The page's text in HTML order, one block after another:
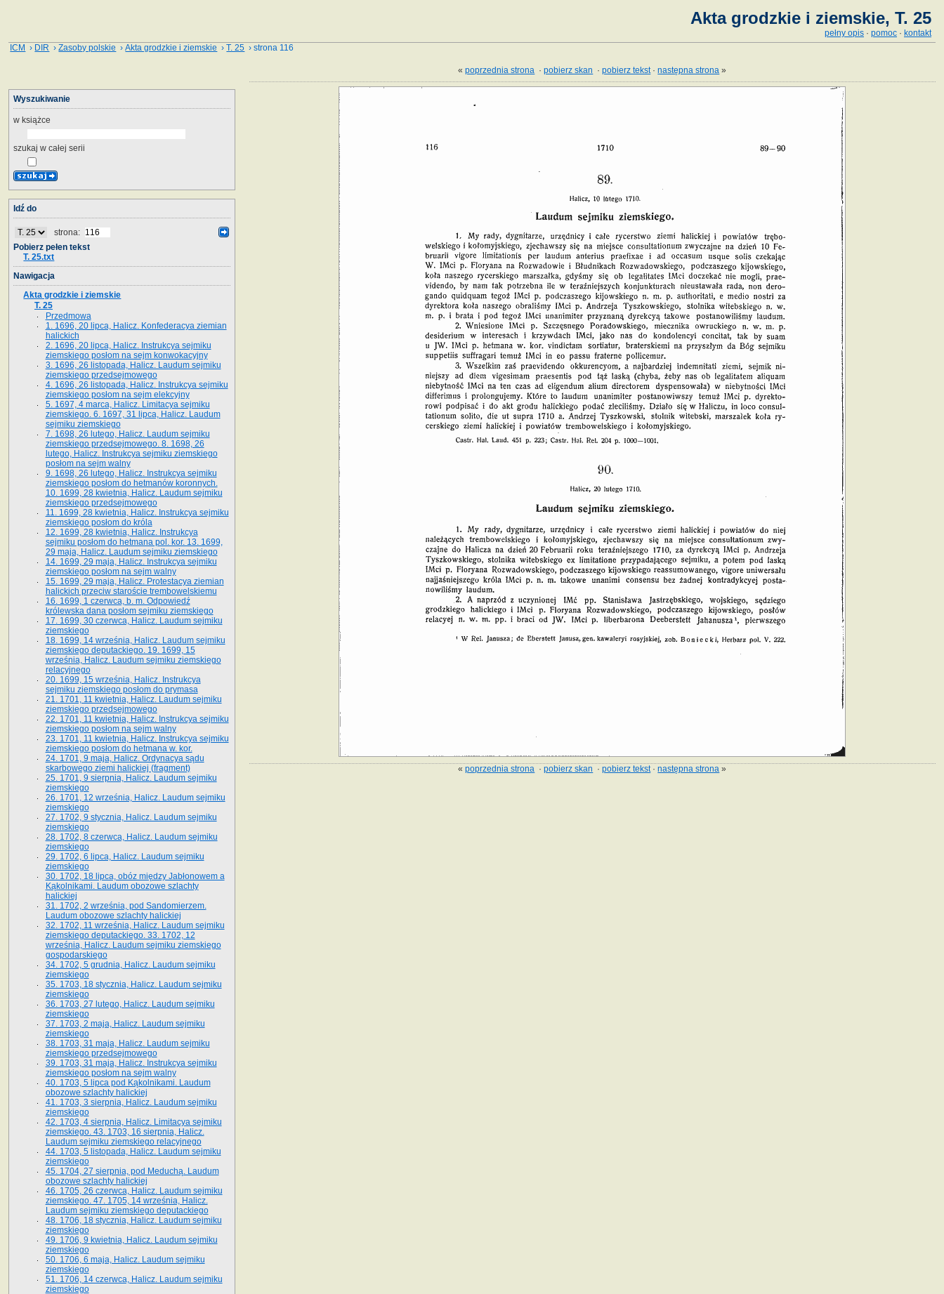
Akta grodzkie i ziemskie, T. 25
pełny opis · pomoc · kontakt
ICM › DIR ›Zasoby polskie ›Akta grodzkie i ziemskie ›T. 25 › strona 116
«poprzednia strona ·pobierz skan ·pobierz tekst·następna strona »
«poprzednia strona ·pobierz skan ·pobierz tekst·następna strona »
Wyszukiwanie
w książce
szukaj w całej serii
Idź do
strona:
Pobierz pełen tekst
T. 25.txt
Nawigacja
Akta grodzkie i ziemskie
T. 25
Przedmowa
1. 1696, 20 lipca, Halicz. Konfederacya ziemian
halickich
2. 1696, 20 lipca, Halicz. Instrukcya sejmiku
ziemskiego posłom na sejm konwokacyjny
3. 1696, 26 listopada, Halicz. Laudum sejmiku
ziemskiego przedsejmowego
4. 1696, 26 listopada, Halicz. Instrukcya sejmiku
ziemskiego posłom na sejm elekcyjny
5. 1697, 4 marca, Halicz. Limitacya sejmiku
ziemskiego. 6. 1697, 31 lipca, Halicz. Laudum
sejmiku ziemskiego
7. 1698, 26 lutego, Halicz. Laudum sejmiku
ziemskiego przedsejmowego. 8. 1698, 26
lutego, Halicz. Instrukcya sejmiku ziemskiego
posłom na sejm walny
9. 1698, 26 lutego, Halicz. Instrukcya sejmiku
ziemskiego posłom do hetmanów koronnych.
10. 1699, 28 kwietnia, Halicz. Laudum sejmiku
ziemskiego przedsejmowego
11. 1699, 28 kwietnia, Halicz. Instrukcya sejmiku
ziemskiego posłom do króla
12. 1699, 28 kwietnia, Halicz. Instrukcya
sejmiku posłom do hetmana pol. kor. 13. 1699,
29 maja, Halicz. Laudum sejmiku ziemskiego
14. 1699, 29 maja, Halicz. Instrukcya sejmiku
ziemskiego posłom na sejm walny
15. 1699, 29 maja, Halicz. Protestacya ziemian
halickich przeciw staroście trembowelskiemu
16. 1699, 1 czerwca, b. m. Odpowiedź
królewska dana posłom sejmiku ziemskiego
17. 1699, 30 czerwca, Halicz. Laudum sejmiku
ziemskiego
18. 1699, 14 września, Halicz. Laudum sejmiku
ziemskiego deputackiego. 19. 1699, 15
września, Halicz. Laudum sejmiku ziemskiego
relacyjnego
20. 1699, 15 września, Halicz. Instrukcya
sejmiku ziemskiego posłom do prymasa
21. 1701, 11 kwietnia, Halicz. Laudum sejmiku
ziemskiego przedsejmowego
22. 1701, 11 kwietnia, Halicz. Instrukcya sejmiku
ziemskiego posłom na sejm walny
23. 1701, 11 kwietnia, Halicz. Instrukcya sejmiku
ziemskiego posłom do hetmana w. kor.
24. 1701, 9 maja, Halicz. Ordynacya sądu
skarbowego ziemi halickiej (fragment)
25. 1701, 9 sierpnia, Halicz. Laudum sejmiku
ziemskiego
26. 1701, 12 września, Halicz. Laudum sejmiku
ziemskiego
27. 1702, 9 stycznia, Halicz. Laudum sejmiku
ziemskiego
28. 1702, 8 czerwca, Halicz. Laudum sejmiku
ziemskiego
29. 1702, 6 lipca, Halicz. Laudum sejmiku
ziemskiego
30. 1702, 18 lipca, obóz między Jabłonowem a
Kąkolnikami. Laudum obozowe szlachty
halickiej
31. 1702, 2 września, pod Sandomierzem.
Laudum obozowe szlachty halickiej
32. 1702, 11 września, Halicz. Laudum sejmiku
ziemskiego deputackiego. 33. 1702, 12
września, Halicz. Laudum sejmiku ziemskiego
gospodarskiego
34. 1702, 5 grudnia, Halicz. Laudum sejmiku
ziemskiego
35. 1703, 18 stycznia, Halicz. Laudum sejmiku
ziemskiego
36. 1703, 27 lutego, Halicz. Laudum sejmiku
ziemskiego
37. 1703, 2 maja, Halicz. Laudum sejmiku
ziemskiego
38. 1703, 31 maja, Halicz. Laudum sejmiku
ziemskiego przedsejmowego
39. 1703, 31 maja, Halicz. Instrukcya sejmiku
ziemskiego posłom na sejm walny
40. 1703, 5 lipca pod Kąkolnikami. Laudum
obozowe szlachty halickiej
41­. 1703, 3 sierpnia, Halicz. Laudum sejmiku
ziemskiego
42. 1703, 4 sierpnia, Halicz. Limitacya sejmiku
ziemskiego. 43. 1703, 16 sierpnia, Halicz.
Laudum sejmiku ziemskiego relacyjnego
44. 1703, 5 listopada, Halicz. Laudum sejmiku
ziemskiego
45. 1704, 27 sierpnia, pod Meduchą. Laudum
obozowe szlachty halickiej
46. 1705, 26 czerwca, Halicz. Laudum sejmiku
ziemskiego. 47. 1705, 14 września, Halicz.
Laudum sejmiku ziemskiego deputackiego
48. 1706, 18 stycznia, Halicz. Laudum sejmiku
ziemskiego
49. 1706, 9 kwietnia, Halicz. Laudum sejmiku
ziemskiego
50. 1706, 6 maja, Halicz. Laudum sejmiku
ziemskiego
51. 1706, 14 czerwca, Halicz. Laudum sejmiku
ziemskiego